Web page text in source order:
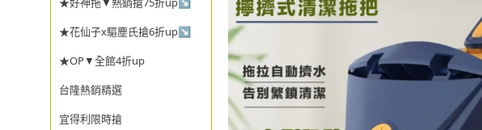
★花仙子x驅塵氏搶6折up↘
★OP▼全館4折up
台隆熱銷精選
宜得利限時搶